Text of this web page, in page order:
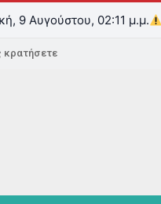
9 Αυγούστου, 02:11 μ.μ.
κρατήσετε